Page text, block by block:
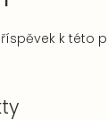
k této